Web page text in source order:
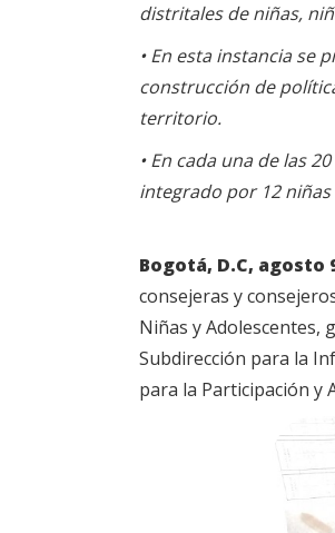
distritales de niñas,
• En esta instancia se
construcción de
territorio.
• En cada una de las
integrado por 12 niñas
Bogotá, D.C, agosto
consejeras y
Niñas y Adolescentes,
Subdirección para la
para la Participación y